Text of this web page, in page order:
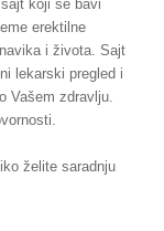
koji se bavi
erektilne
i života. Sajt
lekarski pregled i
Vašem zdravlju.
želite saradnju